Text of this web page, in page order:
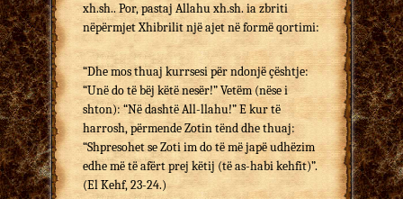
xh.sh.. Por, pastaj Allahu xh.sh. ia zbriti
nëpërmjet Xhibrilit një ajet në formë qortimi:
“Dhe mos thuaj kurrsesi për ndonjë çështje:
“Unë do të bëj këtë nesër!” Vetëm (nëse i
shton): “Në dashtë All-llahu!” E kur të
harrosh, përmende Zotin tënd dhe thuaj:
“Shpresohet se Zoti im do të më japë udhëzim
edhe më të afërt prej këtij (të as-habi kehfit)”.
(El Kehf, 23-24.)